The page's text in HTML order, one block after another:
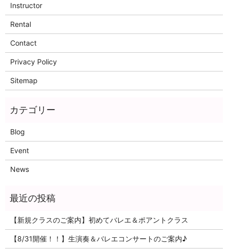
Instructor
Rental
Contact
Privacy Policy
Sitemap
Blog
Event
News
【新規クラスのご案内】初めてバレエ＆ポアントクラス
【8/31開催！！】生演奏＆バレエコンサートのご案内♪